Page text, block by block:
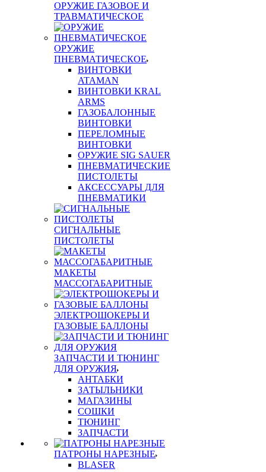
ОРУЖИЕ ГАЗОВОЕ И
ТРАВМАТИЧЕСКОЕ
ОРУЖИЕ
ПНЕВМАТИЧЕСКОЕ
ВИНТОВКИ
ATAMAN
ВИНТОВКИ KRAL
ARMS
ГАЗОБАЛОННЫЕ
ВИНТОВКИ
ПЕРЕЛОМНЫЕ
ВИНТОВКИ
ОРУЖИЕ SIG SAUER
ПНЕВМАТИЧЕСКИЕ
ПИСТОЛЕТЫ
АКСЕССУАРЫ ДЛЯ
ПНЕВМАТИКИ
СИГНАЛЬНЫЕ
ПИСТОЛЕТЫ
МАКЕТЫ
МАССОГАБАРИТНЫЕ
ЭЛЕКТРОШОКЕРЫ И
ГАЗОВЫЕ БАЛЛОНЫ
ЗАПЧАСТИ И ТЮНИНГ
ДЛЯ ОРУЖИЯ
АНТАБКИ
ЗАТЫЛЬНИКИ
МАГАЗИНЫ
СОШКИ
ТЮНИНГ
ЗАПЧАСТИ
ПАТРОНЫ НАРЕЗНЫЕ
BLASER